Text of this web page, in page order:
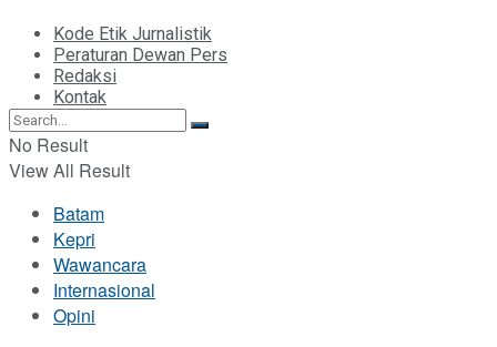
Kode Etik Jurnalistik
Peraturan Dewan Pers
Redaksi
Kontak
No Result
View All Result
Batam
Kepri
Wawancara
Internasional
Opini